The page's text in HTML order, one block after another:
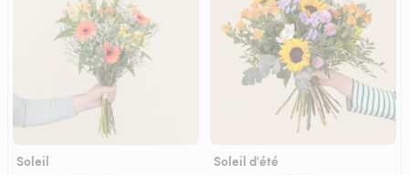
Soleil Soleil d'été